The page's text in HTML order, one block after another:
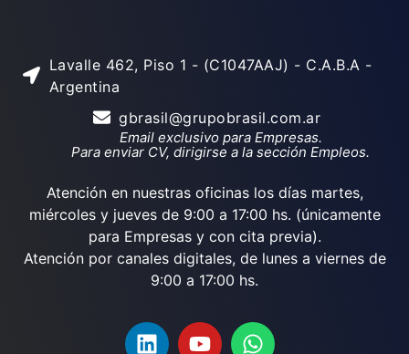
Lavalle 462, Piso 1 - (C1047AAJ) - C.A.B.A -
Argentina
gbrasil@grupobrasil.com.ar
Email exclusivo para Empresas.
Para enviar CV, dirigirse a la sección Empleos.
Atención en nuestras oficinas los días martes,
miércoles y jueves de 9:00 a 17:00 hs. (únicamente
para Empresas y con cita previa).
Atención por canales digitales, de lunes a viernes de
9:00 a 17:00 hs.